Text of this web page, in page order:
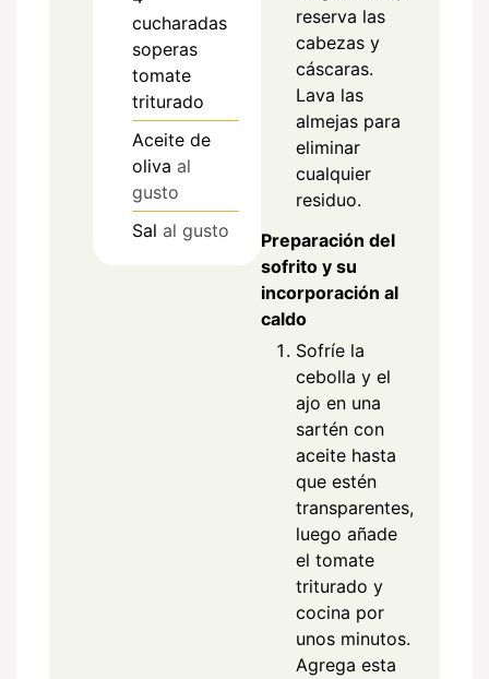
cucharadas
soperas
tomate
triturado
Aceite de
oliva al
gusto
Sal al gusto
reserva las
cabezas y
cáscaras.
Lava las
almejas para
eliminar
cualquier
residuo.
Preparación del
sofrito y su
incorporación al
caldo
Sofríe la
cebolla y el
ajo en una
sartén con
aceite hasta
que estén
transparentes,
luego añade
el tomate
triturado y
cocina por
unos minutos.
Agrega esta